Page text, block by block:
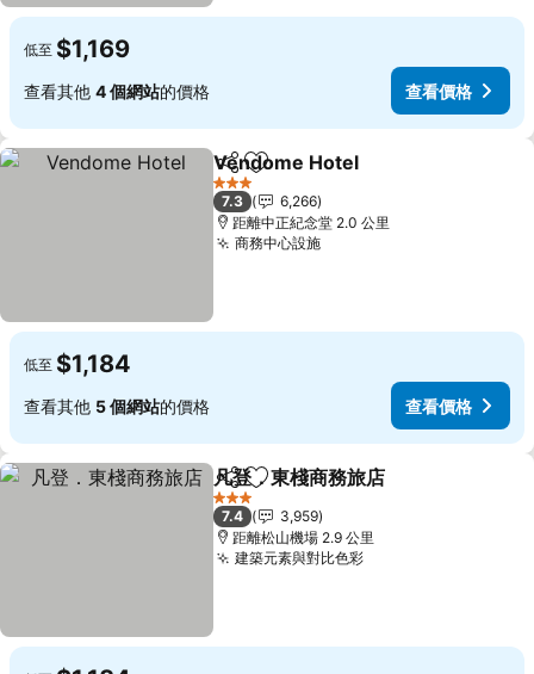
低至 $1,169
查看其他 4 個網站的價格 查看價格
分享 加入我的最愛
Vendome Hotel
3 星級
7.3
6,266
距離中正紀念堂 2.0 公里
商務中心設施
低至 $1,184
查看其他 5 個網站的價格 查看價格
分享 加入我的最愛
凡登．東棧商務旅店
3 星級
7.4
3,959
距離松山機場 2.9 公里
建築元素與對比色彩